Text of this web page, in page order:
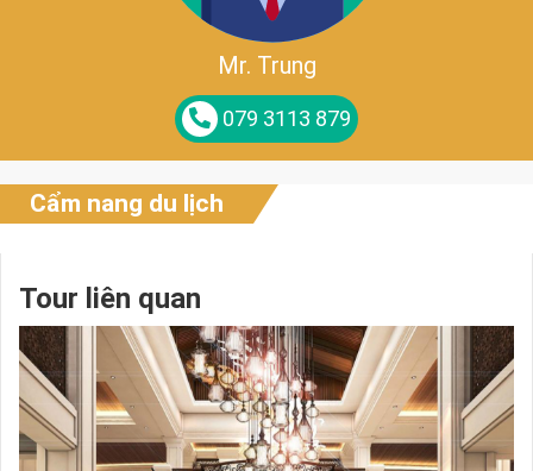
Mr. Trung
079 3113 879
Cẩm nang du lịch
Tour liên quan